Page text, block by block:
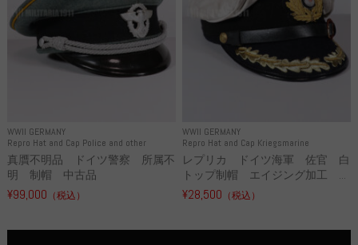
WWII GERMANY
Repro Hat and Cap Police and other
真贋不明品 ドイツ警察 所属不
明 制帽 中古品
¥99,000 （税込）
WWII GERMANY
Repro Hat and Cap Kriegsmarine
レプリカ ドイツ海軍 佐官 白
トップ制帽 エイジング加工 ...
¥28,500 （税込）